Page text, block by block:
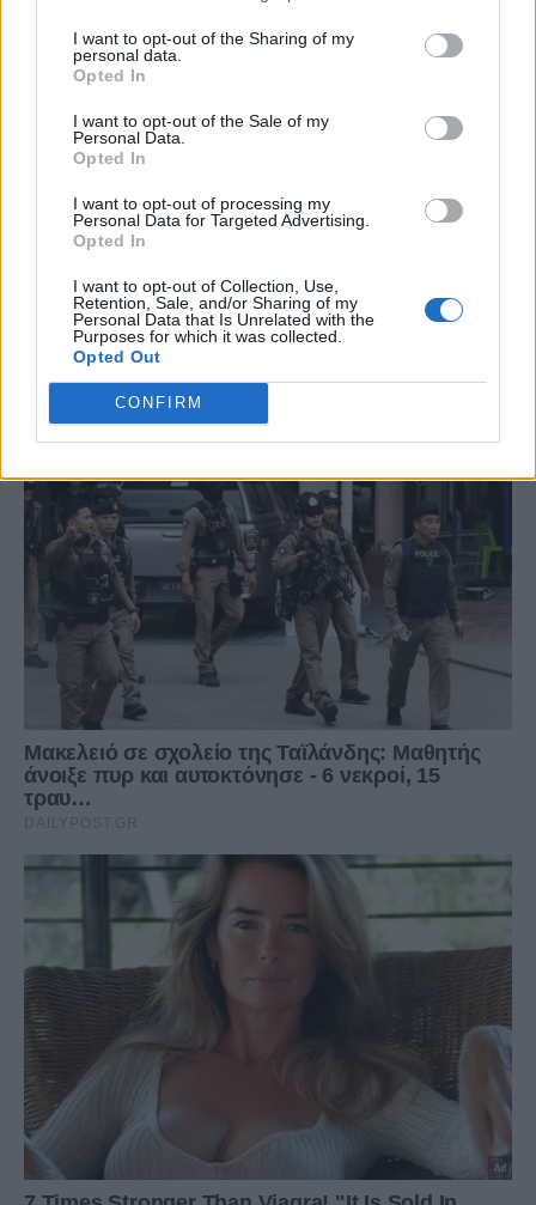
I want to opt-out of the Sharing of my
personal data.
Opted In
I want to opt-out of the Sale of my
Personal Data.
Opted In
I want to opt-out of processing my
Personal Data for Targeted Advertising.
Opted In
I want to opt-out of Collection, Use,
Retention, Sale, and/or Sharing of my
Personal Data that Is Unrelated with the
Purposes for which it was collected.
Opted Out
CONFIRM